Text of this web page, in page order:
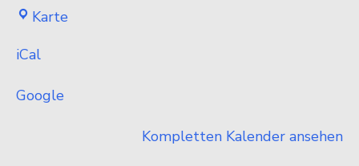
KarteParkplatz
iCal
Google
Kompletten Kalender ansehen